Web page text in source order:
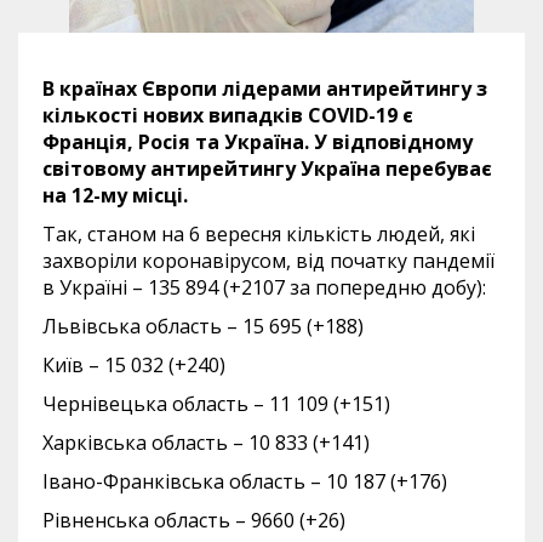
В країнах Європи лідерами антирейтингу з
кількості нових випадків COVID-19 є
Франція, Росія та Україна. У відповідному
світовому антирейтингу Україна перебуває
на 12-му місці.
Так, станом на 6 вересня кількість людей, які
захворіли коронавірусом, від початку пандемії
в Україні – 135 894 (+2107 за попередню добу):
Львівська область – 15 695 (+188)
Київ – 15 032 (+240)
Чернівецька область – 11 109 (+151)
Харківська область – 10 833 (+141)
Івано-Франківська область – 10 187 (+176)
Рівненська область – 9660 (+26)